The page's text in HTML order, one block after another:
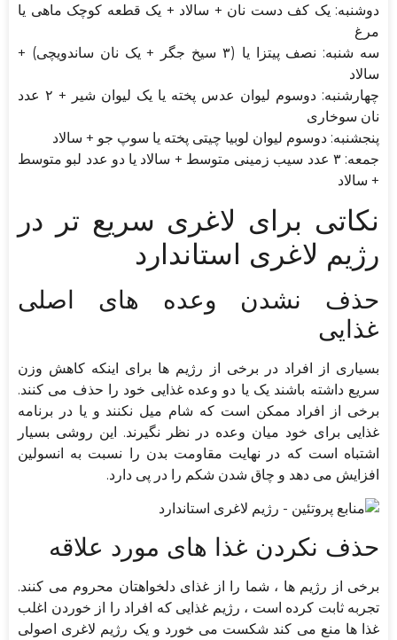
دوشنبه: یک کف دست نان + سالاد + یک قطعه کوچک ماهی یا
مرغ
سه شنبه: نصف پیتزا یا (۳ سیخ جگر + یک نان ساندویچی) +
سالاد
چهارشنبه: دوسوم لیوان عدس پخته یا یک لیوان شیر + ۲ عدد
نان سوخاری
پنجشنبه: دوسوم لیوان لوبیا چیتی پخته یا سوپ جو + سالاد
جمعه: ۳ عدد سیب زمینی متوسط + سالاد یا دو عدد لبو متوسط
+ سالاد
نکاتی برای لاغری سریع تر در
رژیم لاغری استاندارد
حذف نشدن وعده های اصلی
غذایی
بسیاری از افراد در برخی از رژیم ها برای اینکه کاهش وزن
سریع داشته باشند یک یا دو وعده غذایی خود را حذف می ‌کنند.
برخی از افراد ممکن است که شام میل نکنند و یا در برنامه
غذایی برای خود میان وعده در نظر نگیرند. این روشی بسیار
اشتباه است که در نهایت مقاومت بدن را نسبت به انسولین
افزایش می دهد و چاق شدن شکم را در پی دارد.
حذف نکردن غذا های مورد علاقه
برخی از رژیم ها ، شما را از غذای دلخواهتان محروم می کنند.
تجربه ثابت کرده است ، رژیم غذایی که افراد را از خوردن اغلب
غذا ها منع می‌ کند شکست می‌ خورد و یک رژیم لاغری اصولی